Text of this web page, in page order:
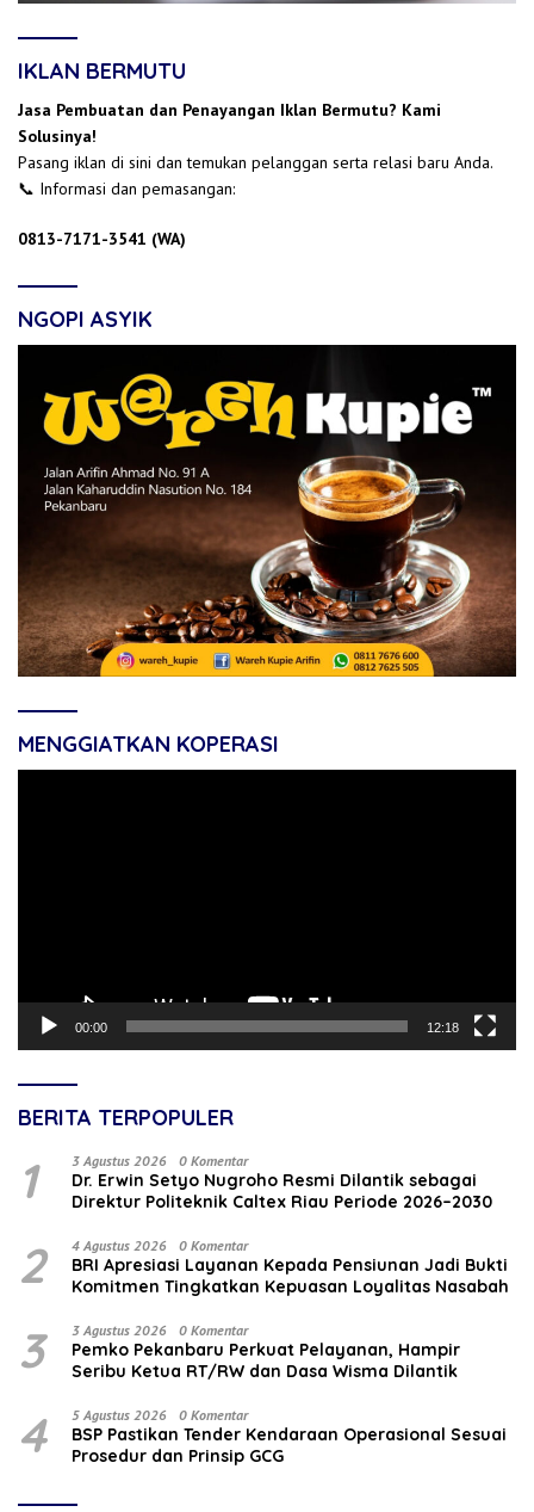
IKLAN BERMUTU
Jasa Pembuatan dan Penayangan Iklan Bermutu? Kami
Solusinya!
Pasang iklan di sini dan temukan pelanggan serta relasi baru Anda.
📞 Informasi dan pemasangan:
0813-7171-3541 (WA)
NGOPI ASYIK
MENGGIATKAN KOPERASI
00:00 12:18
BERITA TERPOPULER
1 3 Agustus 2026 0 Komentar
‎Dr. Erwin Setyo Nugroho Resmi Dilantik sebagai
Direktur Politeknik Caltex Riau Periode 2026–2030
2 4 Agustus 2026 0 Komentar
BRI Apresiasi Layanan Kepada Pensiunan Jadi Bukti
Komitmen Tingkatkan Kepuasan Loyalitas Nasabah
3 3 Agustus 2026 0 Komentar
Pemko Pekanbaru Perkuat Pelayanan, Hampir
Seribu Ketua RT/RW dan Dasa Wisma Dilantik
4 5 Agustus 2026 0 Komentar
BSP Pastikan Tender Kendaraan Operasional Sesuai
Prosedur dan Prinsip GCG